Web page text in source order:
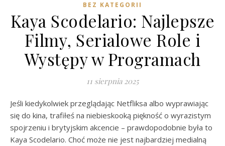
BEZ KATEGORII
Kaya Scodelario: Najlepsze
Filmy, Serialowe Role i
Występy w Programach
11 sierpnia 2025
Jeśli kiedykolwiek przeglądając Netfliksa albo wyprawiając
się do kina, trafiłeś na niebieskooką piękność o wyrazistym
spojrzeniu i brytyjskim akcencie – prawdopodobnie była to
Kaya Scodelario. Choć może nie jest najbardziej medialną